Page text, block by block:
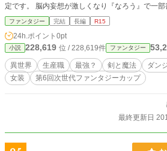
定です。 脳内妄想が激しくなり『なろう』で一部書いてましたが、こっちで修
正しながら書いていこうと思います(アプリで書き
ので誤字脱字は気づき次第修正すると思います。
ければ『ペイッ』してください。 地球帰還後の話は別に書こうと思います。 こ
っちはこっちでじわじわ書いていくと思うっす。 一旦完結して、続きは暇がで
き次第アップしようと思います。
ファンタジー 完結 長編 R15
24h.ポイント 0pt
小説 228,619 位 / 228,619件 ファンタジー
異世界 生産職 最強？ 剣と魔法 ダン
女装
第6回次世代ファンタジーカップ
最終更新日